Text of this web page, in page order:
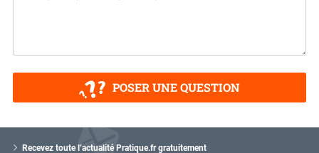
POSER UNE QUESTION
Recevez toute l’actualité Pratique.fr gratuitement
o